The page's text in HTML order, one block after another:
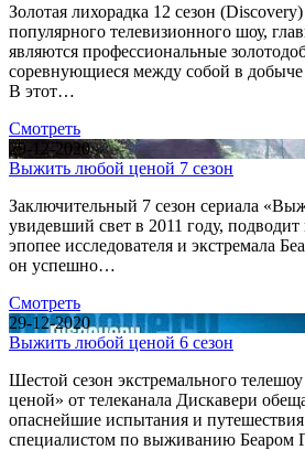
Золотая лихорадка 12 сезон
популярного телевизионного шоу,
являются профессиональные
соревнующиеся между собой в добыче
В этот…
Смотреть
29-12-2020
Выжить любой ценой 7 сезон
Заключительный 7 сезон сериала
увидевший свет в 2011 году,
эпопее исследователя и экстремала
он успешно…
Смотреть
29-12-2020
Выжить любой ценой 6 сезон
Шестой сезон экстремального
ценой» от телеканала Дискавери
опаснейшие испытания и
специалистом по выживанию Беаром